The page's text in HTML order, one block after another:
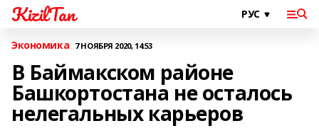
KizilTan
Экономика 7 НОЯБРЯ 2020, 14:53
В Баймакском районе
Башкортостана не осталось
нелегальных карьеров